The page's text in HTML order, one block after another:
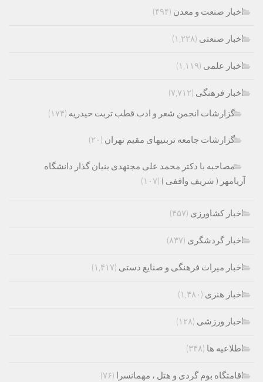
اخبار صنعت و معدن (۴۹۴)
اخبار صنعتی (۱,۲۲۸)
اخبار علمی (۱,۱۱۹)
اخبار فرهنگی (۷,۷۱۲)
گزارشات انجمن شعر و ادب قطب تربت حیدریه (۱۷۴)
گزارشات جامعه تربتیهای مقیم تهران (۲۰)
مصاحبه با دکتر محمد علی مجتهدی بنیان گذار دانشگاه
آریامهر ( شریف واقفی ) (۱۰۷)
اخبار کشاورزی (۴۵۷)
اخبار گردشگری (۸۳۷)
اخبار میراث فرهنگی و صنایع دستی (۱,۴۱۷)
اخبار هنری (۱,۴۸۰)
اخبار ورزشی (۱۲۸)
اطلاعیه ها (۳۴۸)
اقامتگاه بوم گردی و هتل ، مهمانسرا (۷۶)